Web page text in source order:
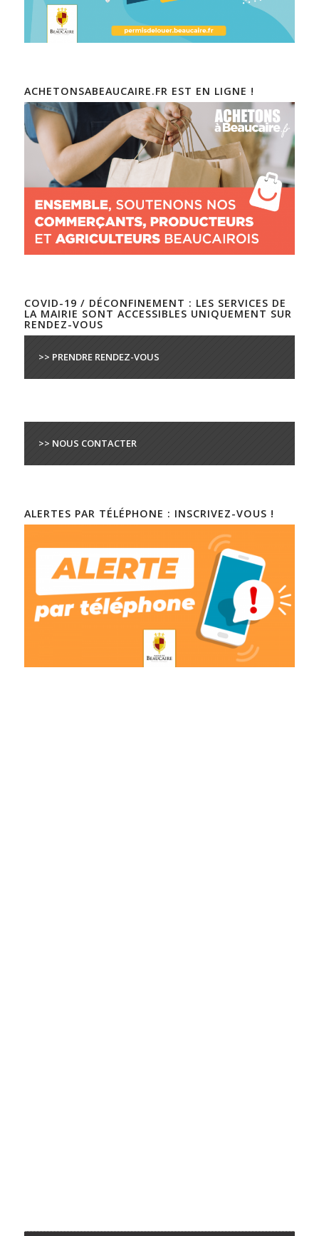
ACHETONSABEAUCAIRE.FR EST EN LIGNE !
COVID-19 / DÉCONFINEMENT : LES SERVICES DE
LA MAIRIE SONT ACCESSIBLES UNIQUEMENT SUR
RENDEZ-VOUS
>> PRENDRE RENDEZ-VOUS
>> NOUS CONTACTER
ALERTES PAR TÉLÉPHONE : INSCRIVEZ-VOUS !